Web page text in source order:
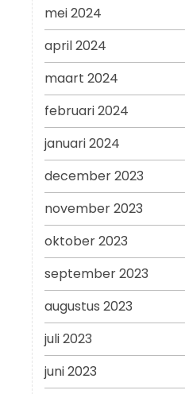
mei 2024
april 2024
maart 2024
februari 2024
januari 2024
december 2023
november 2023
oktober 2023
september 2023
augustus 2023
juli 2023
juni 2023